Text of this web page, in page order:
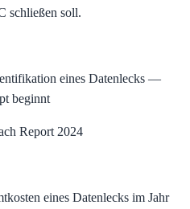
schließen soll.
eines Datenlecks —
beginnt
Report 2024
eines Datenlecks im Jahr